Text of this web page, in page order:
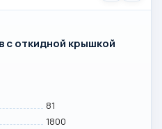
с откидной крышкой
81
1800